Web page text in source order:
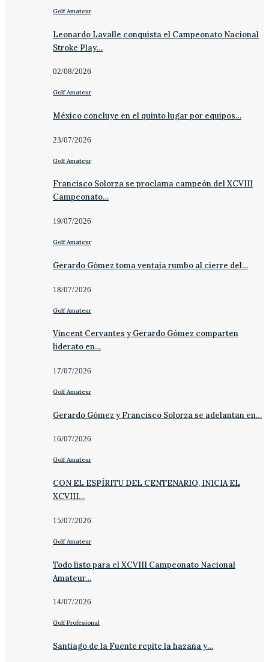
Golf Amateur
Leonardo Lavalle conquista el Campeonato Nacional
Stroke Play…
02/08/2026
Golf Amateur
México concluye en el quinto lugar por equipos…
23/07/2026
Golf Amateur
Francisco Solorza se proclama campeón del XCVIII
Campeonato…
19/07/2026
Golf Amateur
Gerardo Gómez toma ventaja rumbo al cierre del…
18/07/2026
Golf Amateur
Vincent Cervantes y Gerardo Gómez comparten
liderato en…
17/07/2026
Golf Amateur
Gerardo Gómez y Francisco Solorza se adelantan en…
16/07/2026
Golf Amateur
CON EL ESPÍRITU DEL CENTENARIO, INICIA EL
XCVIII…
15/07/2026
Golf Amateur
Todo listo para el XCVIII Campeonato Nacional
Amateur…
14/07/2026
Golf Profesional
Santiago de la Fuente repite la hazaña y…